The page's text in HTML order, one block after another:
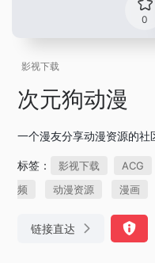
0
影视下载
次元狗动漫
一个漫友分享动漫资源的社
标签： 影视下载 ACG
频
动漫资源 漫画
链接直达